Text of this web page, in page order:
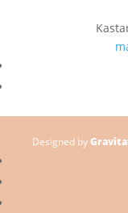
Designed by